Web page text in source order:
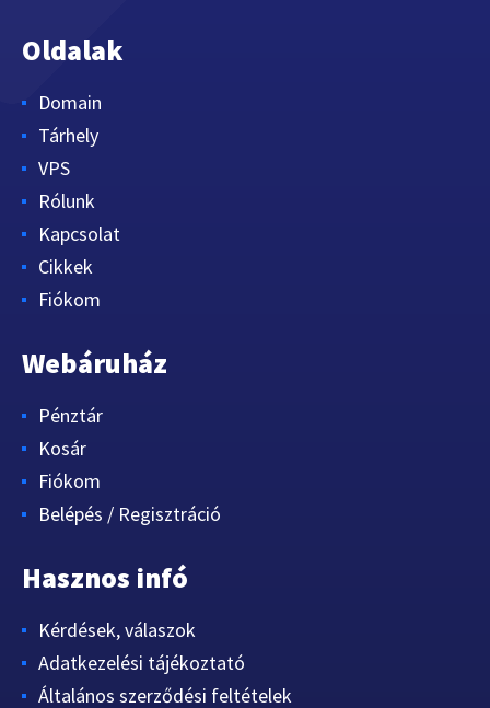
Oldalak
Domain
Tárhely
VPS
Rólunk
Kapcsolat
Cikkek
Fiókom
Webáruház
Pénztár
Kosár
Fiókom
Belépés / Regisztráció
Hasznos infó
Kérdések, válaszok
Adatkezelési tájékoztató
Általános szerződési feltételek